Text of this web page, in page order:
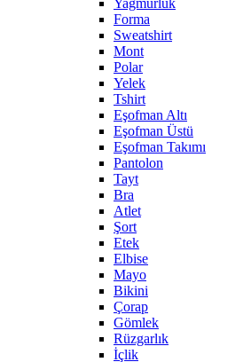
Yağmurluk
Forma
Sweatshirt
Mont
Polar
Yelek
Tshirt
Eşofman Altı
Eşofman Üstü
Eşofman Takımı
Pantolon
Tayt
Bra
Atlet
Şort
Etek
Elbise
Mayo
Bikini
Çorap
Gömlek
Rüzgarlık
İçlik